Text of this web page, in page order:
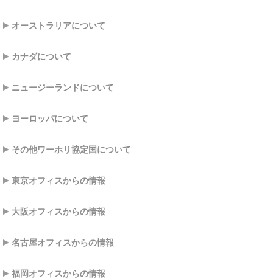
オーストラリアについて
カナダについて
ニュージーランドについて
ヨーロッパについて
その他ワーホリ協定国について
東京オフィスからの情報
大阪オフィスからの情報
名古屋オフィスからの情報
福岡オフィスからの情報